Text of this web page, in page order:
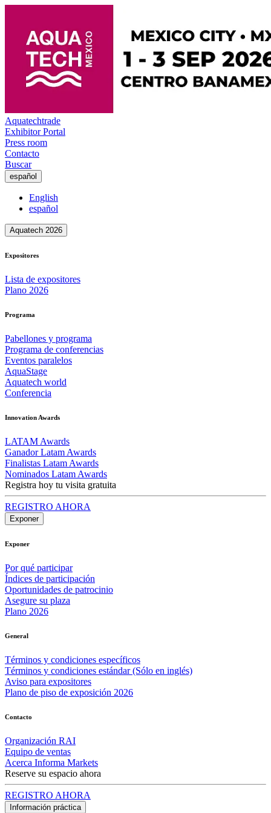
Aquatechtrade
Exhibitor Portal
Press room
Contacto
Buscar
español
English
español
Aquatech 2026
Expositores
Lista de expositores
Plano 2026
Programa
Pabellones y programa
Programa de conferencias
Eventos paralelos
AquaStage
Aquatech world
Conferencia
Innovation Awards
LATAM Awards
Ganador Latam Awards
Finalistas Latam Awards
Nominados Latam Awards
Registra hoy tu visita gratuita
REGISTRO AHORA
Exponer
Exponer
Por qué participar
Índices de participación
Oportunidades de patrocinio
Asegure su plaza
Plano 2026
General
Términos y condiciones específicos
Términos y condiciones estándar (Sólo en inglés)
Aviso para expositores
Plano de piso de exposición 2026
Contacto
Organización RAI
Equipo de ventas
Acerca Informa Markets
Reserve su espacio ahora
REGISTRO AHORA
Información práctica